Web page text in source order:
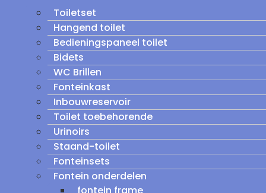
Toiletset
Hangend toilet
Bedieningspaneel toilet
Bidets
WC Brillen
Fonteinkast
Inbouwreservoir
Toilet toebehorende
Urinoirs
Staand-toilet
Fonteinsets
Fontein onderdelen
fontein frame